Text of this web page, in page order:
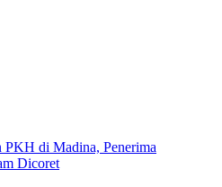
PKH di Madina, Penerima
Dicoret